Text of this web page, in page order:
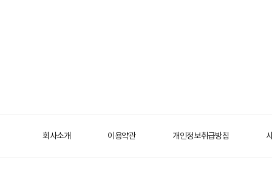
회사소개 이용약관 개인정보취급방침